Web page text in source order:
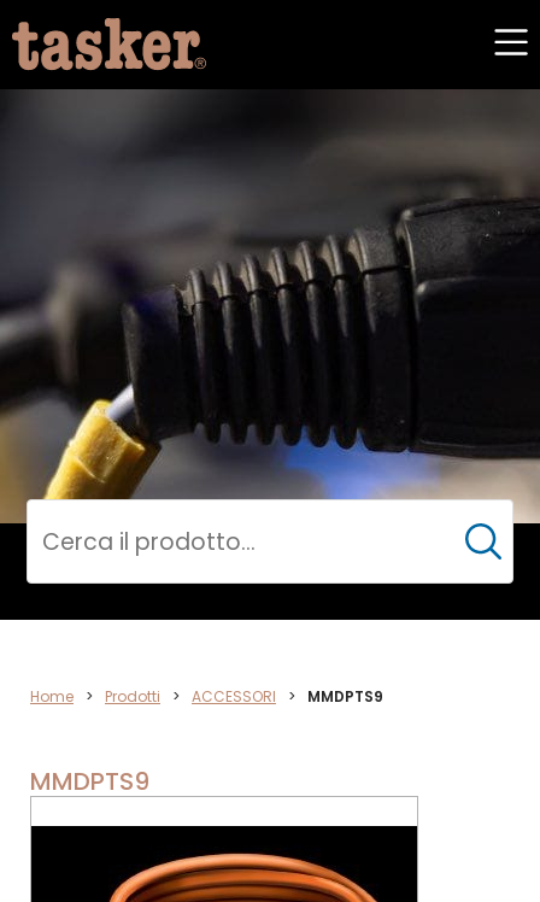
ACCESSORI
Cerca
Home > Prodotti > ACCESSORI > MMDPTS9
MMDPTS9